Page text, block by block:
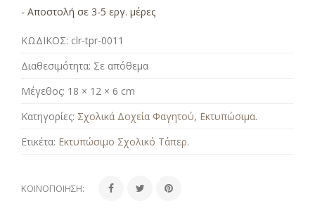
- Αποστολή σε 3-5 εργ. μέρες
ΚΩΔΙΚΟΣ: clr-tpr-0011
Διαθεσιμότητα: Σε απόθεμα
Μέγεθος: 18 × 12 × 6 cm
Κατηγορίες: Σχολικά Δοχεία Φαγητού, Εκτυπώσιμα.
Ετικέτα: Εκτυπώσιμο Σχολικό Τάπερ.
ΚΟΙΝΟΠΟΊΗΣΗ: